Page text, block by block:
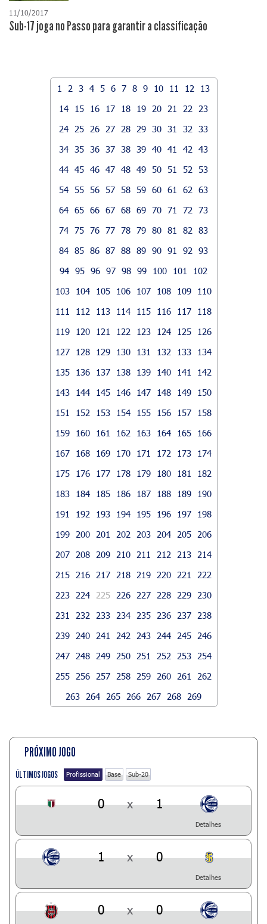
11/10/2017
Sub-17 joga no Passo para garantir a classificação
1 2 3 4 5 6 7 8 9 10 11 12
13
14
15 16 17 18 19 20 21 22
23
24
25 26 27 28 29 30 31 32
33
34 35 36 37 38 39 40 41 42
43
44 45 46 47 48 49 50 51 52
53
54 55 56 57 58 59 60 61 62
63
64 65 66 67 68 69 70 71 72
73
74 75 76 77 78 79 80 81 82
83
84 85 86 87 88 89 90 91 92
93
94 95 96 97 98 99 100 101
102
103
104 105 106 107 108 109
110
111
112 113 114 115 116 117
118
119
120 121 122 123 124 125
126
127
128 129 130 131 132 133
134
135
136 137 138 139 140 141
142
143
144 145 146 147 148 149
150
151
152 153 154 155 156 157
158
159
160 161 162 163 164 165
166
167
168 169 170 171 172 173
174
175
176 177 178 179 180 181
182
183
184 185 186 187 188 189
190
191
192 193 194 195 196 197
198
199
200 201 202 203 204 205
206
207
208 209 210 211 212 213
214
215
216 217 218 219 220 221
222
223
224 225 226 227 228 229
230
231
232 233 234 235 236 237
238
239
240 241 242 243 244 245
246
247
248 249 250 251 252 253
254
255
256 257 258 259 260 261
262
263
264 265 266 267 268 269
PRÓXIMO JOGO
ÚLTIMOS JOGOS Profissional Base Sub-20
0 x 1
Detalhes
1 x 0
Detalhes
0 x 0